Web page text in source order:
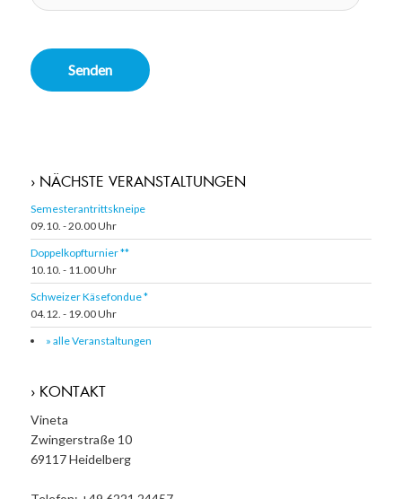
› NÄCHSTE VERANSTALTUNGEN
Semesterantrittskneipe
09.10. - 20.00 Uhr
Doppelkopfturnier **
10.10. - 11.00 Uhr
Schweizer Käsefondue *
04.12. - 19.00 Uhr
» alle Veranstaltungen
› KONTAKT
Vineta
Zwingerstraße 10
69117 Heidelberg